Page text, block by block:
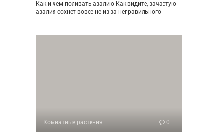
Как и чем поливать азалию Как видите, зачастую
азалия сохнет вовсе не из-за неправильного
Комнатные растения 0